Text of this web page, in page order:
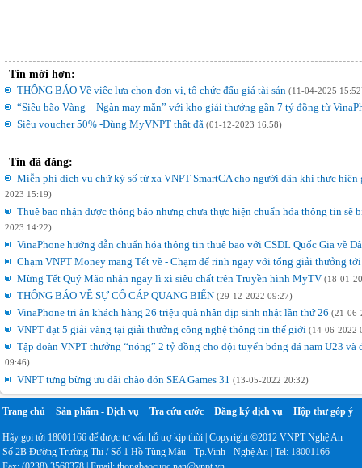
Tin mới hơn:
THÔNG BÁO Về việc lựa chọn đơn vị, tổ chức đấu giá tài sản (11-04-2025
“Siêu bão Vàng – Ngàn may mắn” với kho giải thưởng gần 7 tỷ đồng từ
Siêu voucher 50% -Dùng MyVNPT thật đã (01-12-2023 16:58)
Tin đã đăng:
Miễn phí dịch vụ chữ ký số từ xa VNPT SmartCA cho người dân khi thực
2023 15:19)
Thuê bao nhận được thông báo nhưng chưa thực hiện chuẩn hóa thông tin
2023 14:22)
VinaPhone hướng dẫn chuẩn hóa thông tin thuê bao với CSDL Quốc Gia về
Chạm VNPT Money mang Tết về - Chạm để rinh ngay với tổng giải thưởng
Mừng Tết Quý Mão nhận ngay lì xì siêu chất trên Truyền hình MyTV (18-01-
THÔNG BÁO VỀ SỰ CỐ CÁP QUANG BIỂN (29-12-2022 09:27)
VinaPhone tri ân khách hàng 26 triệu quà nhân dịp sinh nhật lần thứ 26 (21-06-
VNPT đạt 5 giải vàng tại giải thưởng công nghệ thông tin thế giới (14-06-2022
Tập đoàn VNPT thưởng “nóng” 2 tỷ đồng cho đội tuyển bóng đá nam U23
09:46)
VNPT tưng bừng ưu đãi chào đón SEA Games 31 (13-05-2022 20:32)
Trang chủ Sản phẩm - Dịch vụ Tra cứu cước Đăng ký dịch vụ Hộp thư góp ý
Hãy gọi tới 18001166 để được tư vấn hỗ trợ kịp thời | Copyright ©2012 VNPT Nghệ An
Số 2B Đường Trường Thi / Số 1 Hồ Tùng Mậu - Tp.Vinh - Nghệ An | Tel: 18001166